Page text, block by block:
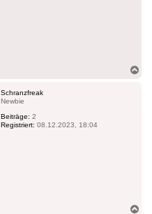
Schranzfreak
Newbie
Beiträge: 2
Registriert: 08.12.2023, 18:04